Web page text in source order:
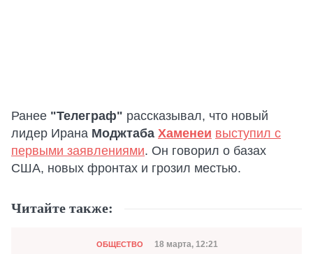
Ранее "Телеграф" рассказывал, что новый
лидер Ирана Моджтаба Хаменеи выступил с
первыми заявлениями. Он говорил о базах
США, новых фронтах и грозил местью.
Читайте также:
Категория
ОБЩЕСТВО Дата публикации
18 марта, 12:21